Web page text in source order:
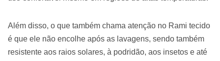
Além disso, o que também chama atenção no Rami tecido
é que ele não encolhe após as lavagens, sendo também
resistente aos raios solares, à podridão, aos insetos e até